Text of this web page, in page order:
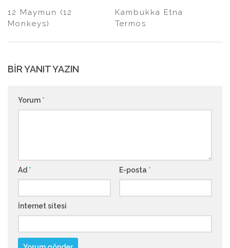
12 Maymun (12
Monkeys)
Kambukka Etna
Termos
BIR YANIT YAZIN
Yorum *
Ad * E-posta *
İnternet sitesi